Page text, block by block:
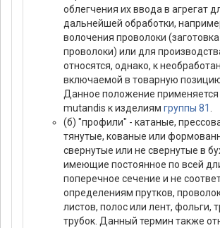
облегчения их ввода в агрегат
дальнейшей обработки,
волочения проволоки
проволоки) или для
относятся, однако, к
включаемой в товарную
Данное положение
mutandis к изделиям группы 81
(б) "профили" - катаные,
тянутые, кованые или
свернутые или не свернутые в
имеющие постоянное по всей
поперечное сечение и не
определениям прутков,
листов, полос или лент, фольги,
трубок. Данный термин также